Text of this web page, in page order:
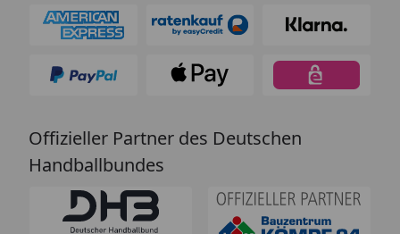
Offizieller Partner des Deutschen
Handballbundes